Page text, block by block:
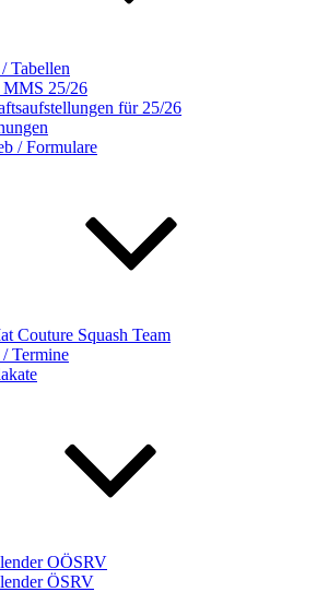
Tabellen
MMS 25/26
für 25/26
/ Formulare
Couture Squash Team
Termine
OÖSRV
ÖSRV